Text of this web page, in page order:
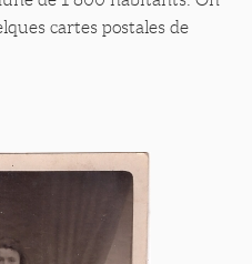
cartes postales de